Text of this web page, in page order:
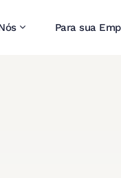
Para sua